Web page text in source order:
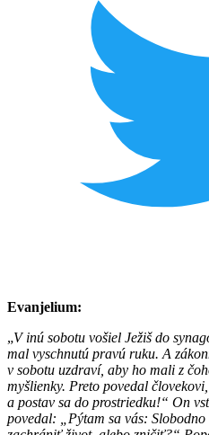
Evanjelium:
„V inú sobotu vošiel Ježiš do
mal vyschnutú pravú ruku. A
v sobotu uzdraví, aby ho mali z
myšlienky. Preto povedal
a postav sa do prostriedku!“ On
povedal: „Pýtam sa vás: